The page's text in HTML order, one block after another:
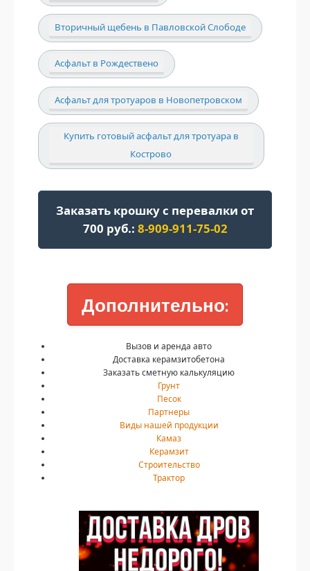
Вторичный щебень в Павловской Слободе
Асфальт в Рождествено
Асфальт для тротуаров в Новопетровском
Купить готовый асфальт для тротуара в
Кострово
Заказать крошку с перевалки от
700 руб.: 8-909-911-75-02
Дополнительно:
Вызов и аренда авто
Доставка керамзитобетона
Заказать сметную калькуляцию
Грунт
Песок
Партнеры
Виды нашей продукции
Камаз
Керамзит
Строительство
Трактор